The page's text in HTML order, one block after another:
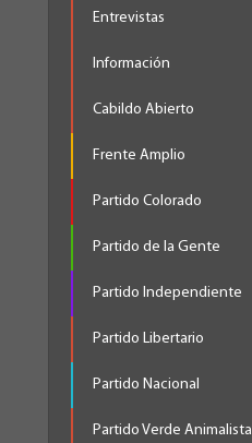
Entrevistas
Información
Cabildo Abierto
Frente Amplio
Partido Colorado
Partido de la Gente
Partido Independiente
Partido Libertario
Partido Nacional
Partido Verde Animalista